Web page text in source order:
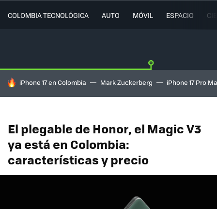
COLOMBIA TECNOLÓGICA AUTO MÓVIL ESPACIO
HOY SE HABLA DE
iPhone 17 en Colombia Mark Zuckerberg iPhone 17 Pro
El plegable de Honor, el Magic V3
ya está en Colombia:
características y precio